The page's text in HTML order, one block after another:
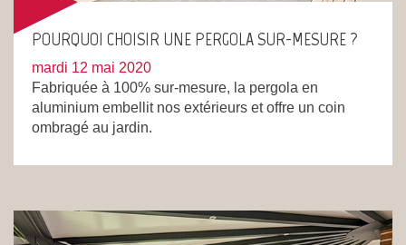
POURQUOI CHOISIR UNE PERGOLA SUR-MESURE ?
mardi 12 mai 2020
Fabriquée à 100% sur-mesure, la pergola en
aluminium embellit nos extérieurs et offre un coin
ombragé au jardin.